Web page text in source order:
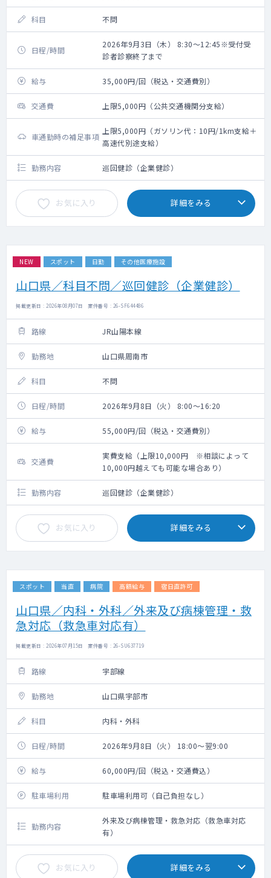
科目 不問
日程/時間
2026年9月3日（木） 8:30～12:45※受付受
診者診察終了まで
給与 35,000円/回（税込・交通費別）
交通費 上限5,000円（公共交通機関分支給）
車通勤時の補足事項
上限5,000円（ガソリン代：10円/1km支給＋
高速代別途支給）
勤務内容 巡回健診（企業健診）
お気に入り 詳細をみる
NEW スポット 日勤 その他医療施設
山口県／科目不問／巡回健診（企業健診）
掲載更新日 : 2026年08月07日 案件番号 : 26-SF644486
路線 JR山陽本線
勤務地 山口県周南市
科目 不問
日程/時間 2026年9月8日（火） 8:00～16:20
給与 55,000円/回（税込・交通費別）
交通費
実費支給（上限10,000円 ※相談によって
10,000円越えても可能な場合あり）
勤務内容 巡回健診（企業健診）
お気に入り 詳細をみる
スポット 当直 病院 高額給与 宿日直許可
山口県／内科・外科／外来及び病棟管理・救
急対応（救急車対応有）
掲載更新日 : 2026年07月15日 案件番号 : 26-SU637719
路線 宇部線
勤務地 山口県宇部市
科目 内科・外科
日程/時間 2026年9月8日（火） 18:00～翌9:00
給与 60,000円/回（税込・交通費込）
駐車場利用 駐車場利用可（自己負担なし）
勤務内容
外来及び病棟管理・救急対応（救急車対応
有）
お気に入り 詳細をみる